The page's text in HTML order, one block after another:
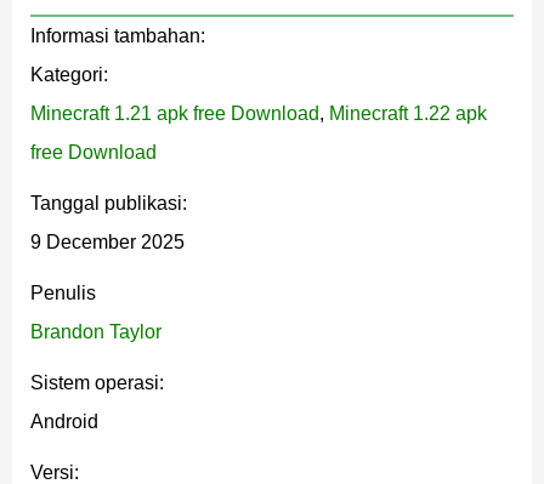
cepat dan Charge untuk pukulan yang lebih kuat
berdasarkan kecepatan gerakan.
Dengan enchantment Lunge, pemain bisa melesat ke
depan saat menyerang, menambahkan gerakan yang
lebih dinamis ke dalam pertarungan jarak dekat.
Mengurangi jeda UI dan bug visual
Meningkatkan pencahayaan dan render air
Kecepatan loading dunia lebih cepat
Suara critical hit dipulihkan
Informasi tambahan:
Kategori:
Minecraft 1.21 apk free Download, Minecraft 1.22 apk
free Download
Tanggal publikasi:
9 December 2025
Penulis
Brandon Taylor
Sistem operasi:
Android
Versi: